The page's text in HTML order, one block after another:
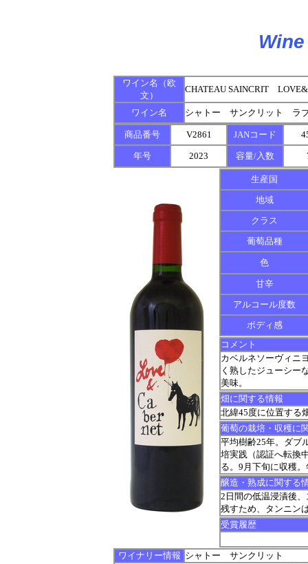
ワイン名（欧
文）
CHATEAU SAINCRIT
ワイン名 シャトー サンクリット ラ
商品番号 V2861 JANコード
年号 2023 容量/入数
生産国
地域
クラス
葡萄品種
色
甘辛
アルコール度数
ボディ感
コメント
カベルネソーヴィニ
く熟したジューシー
美味。
畑に関する情報
北緯45度に位置する
葡萄の栽培・収穫に
平均樹齢25年。ダブ
培実践（認証へ転換
る。9月下旬に収穫
醸造・熟成に関する
2日間の低温浸漬後
残すため、タンニン
受賞履歴
ワイナリー情報 シャトー サンクリット